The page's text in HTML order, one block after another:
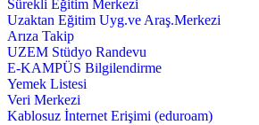
Sürekli Eğitim Merkezi
Uzaktan Eğitim Uyg.ve Araş.Merkezi
Arıza Takip
UZEM Stüdyo Randevu
E-KAMPÜS Bilgilendirme
Yemek Listesi
Veri Merkezi
Kablosuz İnternet Erişimi (eduroam)